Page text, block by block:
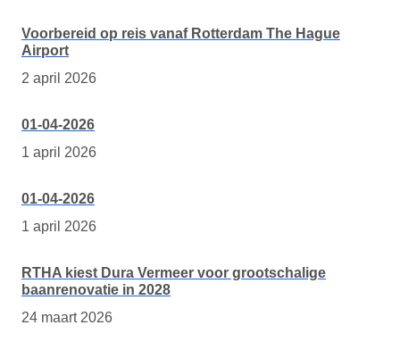
Voorbereid op reis vanaf Rotterdam The Hague
Airport
2 april 2026
01-04-2026
1 april 2026
01-04-2026
1 april 2026
RTHA kiest Dura Vermeer voor grootschalige
baanrenovatie in 2028
24 maart 2026